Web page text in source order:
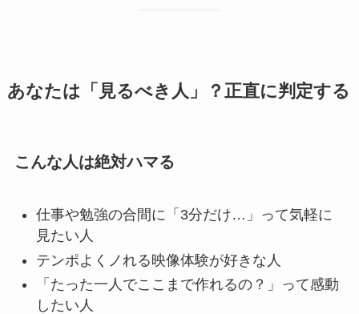
あなたは「見るべき人」？正直に判定する
こんな人は絶対ハマる
仕事や勉強の合間に「3分だけ…」って気軽に
見たい人
テンポよくノれる映像体験が好きな人
「たった一人でここまで作れるの？」って感動
したい人